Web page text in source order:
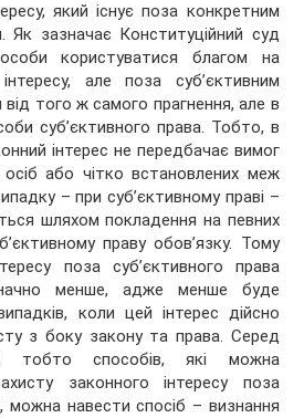
який існує поза конкретним
Як зазначає Конституційний суд
користуватися благом на
але поза суб’єктивним
від того ж самого прагнення, але в
суб’єктивного права. Тобто, в
інтерес не передбачає вимог
осіб або чітко встановлених меж
– при суб’єктивному праві –
шляхом покладення на певних
праву обов’язку. Тому
поза суб’єктивного права
менше, адже менше буде
коли цей інтерес дійсно
з боку закону та права. Серед
тобто способів, які можна
законного інтересу поза
можна навести спосіб – визнання